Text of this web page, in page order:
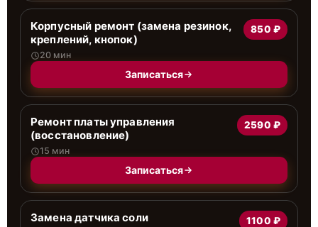
Корпусный ремонт (замена резинок,
креплений, кнопок)
20 мин
850 ₽
Записаться
Ремонт платы управления
(восстановление)
15 мин
2590 ₽
Записаться
Замена датчика соли 1100 ₽